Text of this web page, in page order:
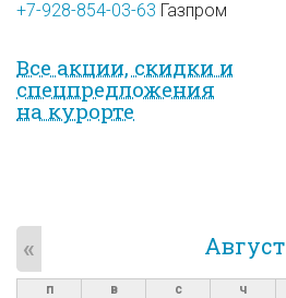
+7-928-854-03-63 Газпром
Все акции, скидки и
спец­предложе­ния
на курорте
Август
«
п в с ч